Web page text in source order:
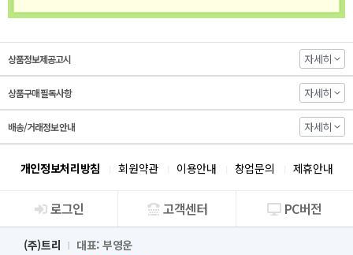
상품정보제공고시 자세히
상품구매 필독사항 자세히
배송/거래정보 안내 자세히
개인정보처리방침 회원약관 이용안내 창업문의 제휴안내
회사소개
로그인 고객센터 PC버전
(주)트리
대표: 부영운